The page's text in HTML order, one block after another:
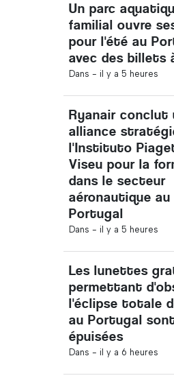
Un parc
familial ouvre
pour l'été au
avec des billets
Dans - il y a 5 heures
Ryanair conclut
alliance
l'Instituto
Viseu pour la
dans le secteur
aéronautique au
Portugal
Dans - il y a 5 heures
Les lunettes
permettant
l'éclipse totale
au Portugal
épuisées
Dans - il y a 6 heures